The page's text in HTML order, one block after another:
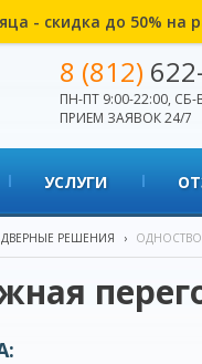
- скидка до 50% на
8 (812)
ПН-ПТ 9:00-22:00, СБ-
ПРИЕМ ЗАЯВОК 24/7
УСЛУГИ
РЕШЕНИЯ ›